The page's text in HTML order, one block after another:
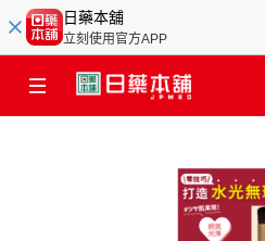
日藥本舖
立刻使用官方APP